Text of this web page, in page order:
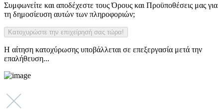
Συμφωνείτε και αποδέχεστε τους Όρους και Προϋποθέσεις μας για
τη δημοσίευση αυτών των πληροφοριών;
Η αίτηση κατοχύρωσης υποβάλλεται σε επεξεργασία μετά την
επαλήθευση...